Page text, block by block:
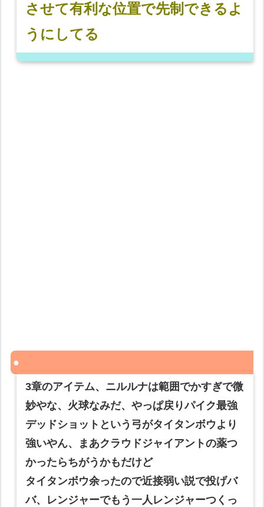
させて有利な位置で先制できるよ
うにしてる
3章のアイテム、ニルルナは範囲でかすぎで微
妙やな、火球なみだ、やっぱ戻りパイク最強
デッドショットという弓がタイタンボウより
強いやん、まあクラウドジャイアントの薬つ
かったらちがうかもだけど
タイタンボウ余ったので近接弱い説で投げバ
バ、レンジャーでもう一人レンジャーつくっ